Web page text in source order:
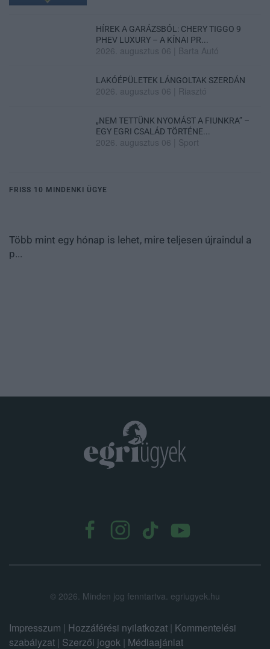
HÍREK A GARÁZSBÓL: CHERY TIGGO 9
PHEV LUXURY – A KÍNAI PR...
2026. augusztus 06 Barta Autó
LAKÓÉPÜLETEK LÁNGOLTAK SZERDÁN
2026. augusztus 06 Riasztó
„NEM TETTÜNK NYOMÁST A FIUNKRA” –
EGY EGRI CSALÁD TÖRTÉNE...
2026. augusztus 06 Sport
FRISS 10 MINDENKI ÜGYE
Több mint egy hónap is lehet, mire teljesen újraindul a
p...
© 2026. Minden jog fenntartva. egriugyek.hu
Impresszum | Hozzáférési nyilatkozat | Kommentelési
szabályzat | Szerzői jogok | Médiaajánlat